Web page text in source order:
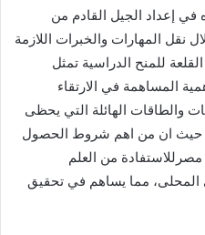
في إعداد الجيل القادم من
المهارات والخبرات اللازمة
للمنح الدراسية تمثل
المساهمة في الارتقاء
والطاقات الهائلة التي يحظى
حيث ان من اهم شروط الحصول
من العلم
المحلى، مما يساهم في تحقيق